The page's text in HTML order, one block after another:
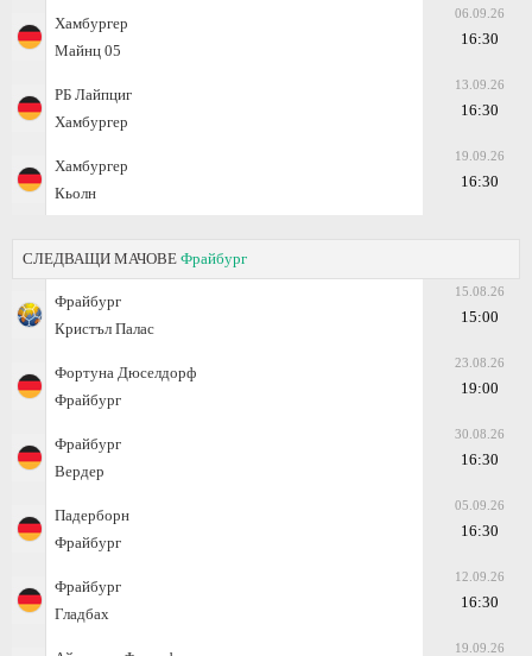
Хамбургер
Майнц 05
06.09.26
16:30
РБ Лайпциг
Хамбургер
13.09.26
16:30
Хамбургер
Кьолн
19.09.26
16:30
СЛЕДВАЩИ МАЧОВЕ Фрайбург
Фрайбург
Кристъл Палас
15.08.26
15:00
Фортуна Дюселдорф
Фрайбург
23.08.26
19:00
Фрайбург
Вердер
30.08.26
16:30
Падерборн
Фрайбург
05.09.26
16:30
Фрайбург
Гладбах
12.09.26
16:30
19.09.26